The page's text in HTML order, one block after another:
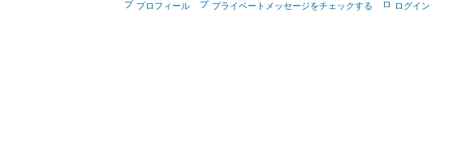
プロフィール
プライベートメッセージをチェックする ログイン